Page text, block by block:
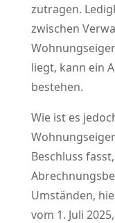
zutragen.
zwischen
liegt, kann ein
bestehen.
Wie ist es
Beschluss
Umständen,
vom 1. Juli